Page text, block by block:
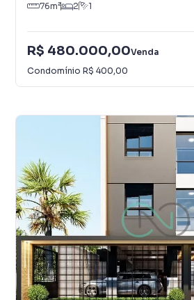
76m² 2 1
R$ 480.000,00Venda
Condomínio R$ 400,00